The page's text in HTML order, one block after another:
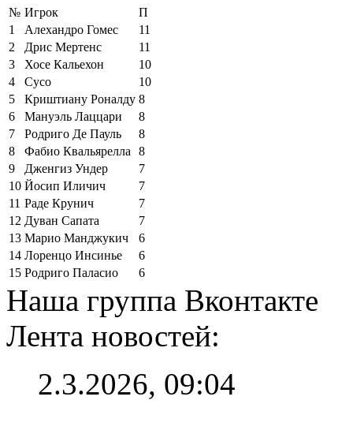
№ Игрок
П
1
Алехандро Гомес
11
2
Дрис Мертенс
11
3
Хосе Кальехон
10
4
Сусо
10
5
Криштиану Роналду 8
6
Мануэль Лаццари
8
7
Родриго Де Пауль
8
8
Фабио Квальярелла
8
9
Дженгиз Ундер
7
10 Йосип Иличич
7
11 Раде Крунич
7
12 Дуван Сапата
7
13 Марио Манджукич
6
14 Лоренцо Инсинье
6
15 Родриго Паласио 6
Наша группа Вконтакте
Лента новостей:
2.3.2026, 09:04